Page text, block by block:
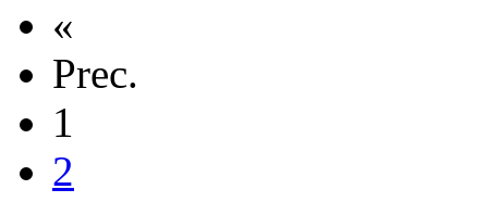
«
Prec.
1
2